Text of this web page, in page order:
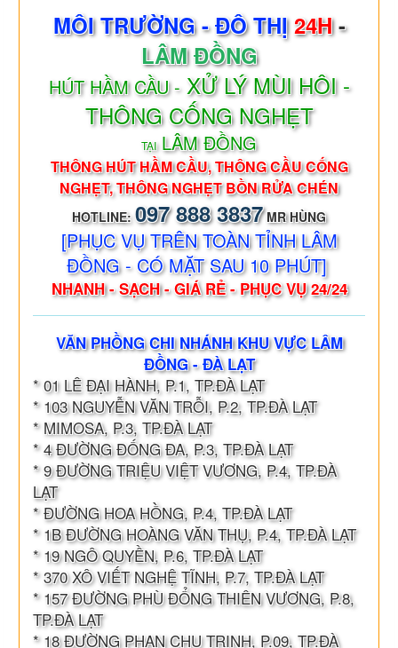
MÔI TRƯỜNG - ĐÔ THỊ24H-
LÂM ĐỒNG
HÚT HẦM CẦU - XỬ LÝ MÙI HÔI -
THÔNG CỐNG NGHẸT
TẠILÂM ĐỒNG
THÔNG HÚT HẦM CẦU, THÔNG CẦU CỐNG
NGHẸT, THÔNG NGHẸT BỒN RỬA CHÉN
HOTLINE:097 888 3837MR HÙNG
[PHỤC VỤ TRÊN TOÀN TỈNH LÂM
ĐỒNG - CÓ MẶT SAU 10 PHÚT]
NHANH - SẠCH - GIÁ RẺ - PHỤC VỤ 24/24
VĂN PHỒNG CHI NHÁNH KHU VỰC LÂM
ĐỒNG - ĐÀ LẠT
* 01 LÊ ĐẠI HÀNH, P.1, TP.ĐÀ LẠT
* 103 NGUYỄN VĂN TRỖI, P.2, TP.ĐÀ LẠT
* MIMOSA, P.3, TP.ĐÀ LẠT
* 4 ĐƯỜNG ĐỐNG ĐA, P.3, TP.ĐÀ LẠT
* 9 ĐƯỜNG TRIỆU VIỆT VƯƠNG, P.4, TP.ĐÀ
LẠT
* ĐƯỜNG HOA HỒNG, P.4, TP.ĐÀ LẠT
* 1B ĐƯỜNG HOÀNG VĂN THỤ, P.4, TP.ĐÀ LẠT
* 19 NGÔ QUYỀN, P.6, TP.ĐÀ LẠT
* 370 XÔ VIẾT NGHỆ TĨNH, P.7, TP.ĐÀ LẠT
* 157 ĐƯỜNG PHÙ ĐỔNG THIÊN VƯƠNG, P.8,
TP.ĐÀ LẠT
* 18 ĐƯỜNG PHAN CHU TRINH, P.09, TP.ĐÀ